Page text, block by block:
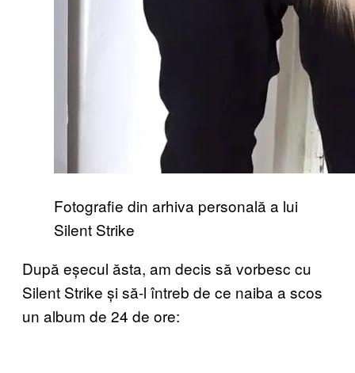
Fotografie din arhiva personală a lui
Silent Strike
După eșecul ăsta, am decis să vorbesc cu
Silent Strike și să-l întreb de ce naiba a scos
un album de 24 de ore: